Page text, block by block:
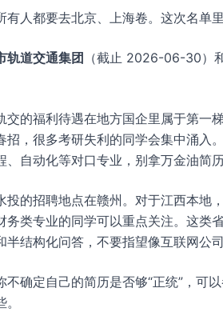
有人都要去北京、上海卷。这次名单
轨道交通集团 （截止 2026-06-30）
交的福利待遇在地方国企里属于第一
招，很多考研失利的同学会集中涌入
、自动化等对口专业，别拿万金油简历
投的招聘地点在赣州。对于江西本地
务类专业的同学可以重点关注。这类
半结构化问答，不要指望像互联网公
不确定自己的简历是否够“正统”，可